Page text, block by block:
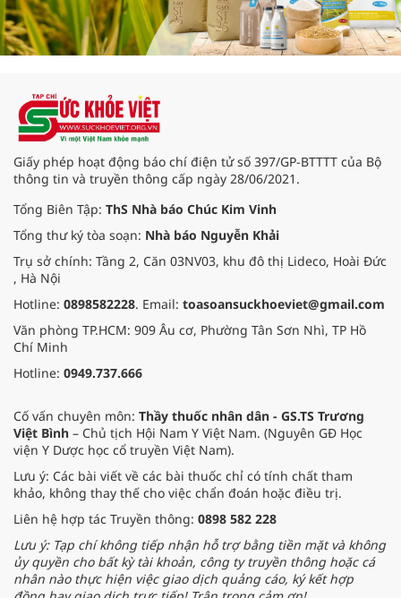
Giấy phép hoạt động báo chí điện tử số 397/GP-BTTTT của Bộ
thông tin và truyền thông cấp ngày 28/06/2021.
Tổng Biên Tập: ThS Nhà báo Chúc Kim Vinh
Tổng thư ký tòa soạn: Nhà báo Nguyễn Khải
Trụ sở chính: Tầng 2, Căn 03NV03, khu đô thị Lideco, Hoài Đức
, Hà Nội
Hotline: 0898582228. Email: toasoansuckhoeviet@gmail.com
Văn phòng TP.HCM: 909 Âu cơ, Phường Tân Sơn Nhì, TP Hồ
Chí Minh
Hotline: 0949.737.666
Cố vấn chuyên môn: Thầy thuốc nhân dân - GS.TS Trương
Việt Bình – Chủ tịch Hội Nam Y Việt Nam. (Nguyên GĐ Học
viện Y Dược học cổ truyền Việt Nam).
Lưu ý: Các bài viết về các bài thuốc chỉ có tính chất tham
khảo, không thay thế cho việc chẩn đoán hoặc điều trị.
Liên hệ hợp tác Truyền thông: 0898 582 228
Lưu ý: Tạp chí không tiếp nhận hỗ trợ bằng tiền mặt và không
ủy quyền cho bất kỳ tài khoản, công ty truyền thông hoặc cá
nhân nào thực hiện việc giao dịch quảng cáo, ký kết hợp